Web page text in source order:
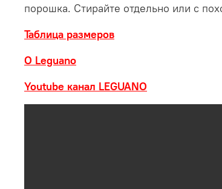
порошка. Стирайте отдельно или с
Таблица размеров
О Leguano
Youtube канал LEGUANO